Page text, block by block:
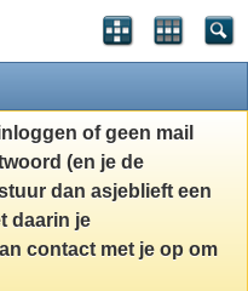
of geen mail
(en je de
dan asjeblieft een
daarin je
contact met je op om